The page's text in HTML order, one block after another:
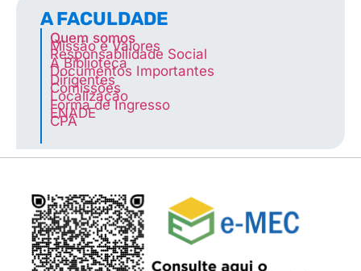
A FACULDADE
Quem somos
Missão e Valores
Responsabilidade Social
A Biblioteca
Documentos Importantes
Dirigentes
Comissões
Localização
Forma de Ingresso
ENADE
CPA